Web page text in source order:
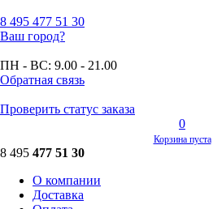
8 495 477 51 30
Ваш город?
ПН - ВС: 9.00 - 21.00
Обратная связь
Проверить статус заказа
0
Корзина пуста
8 495 477 51 30
О компании
Доставка